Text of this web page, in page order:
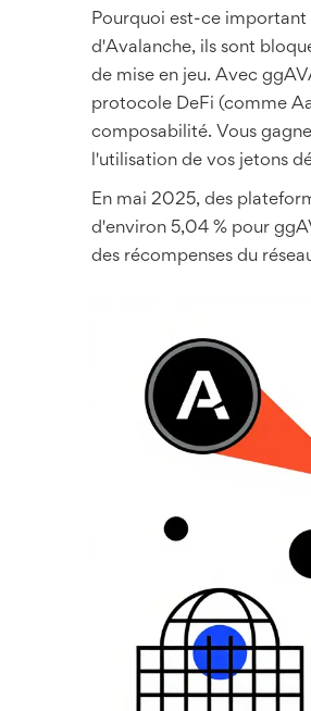
Pourquoi est-ce important
d'Avalanche, ils sont
de mise en jeu. Avec
protocole DeFi (comme
composabilité. Vous
l'utilisation de vos jetons
En mai 2025, des
d'environ 5,04 % pour
des récompenses du